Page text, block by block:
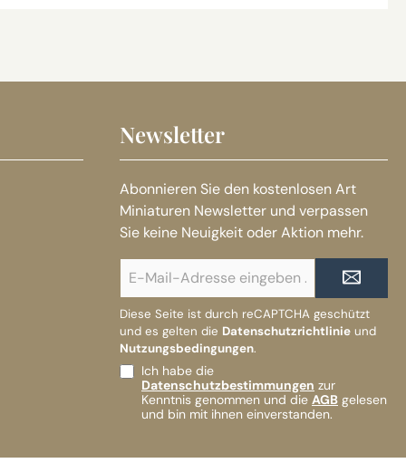
Newsletter
Abonnieren Sie den kostenlosen Art
Miniaturen Newsletter und verpassen
Sie keine Neuigkeit oder Aktion mehr.
Mail-
Adresse*
Diese Seite ist durch reCAPTCHA geschützt
und es gelten die Datenschutzrichtlinie und
Nutzungsbedingungen.
Ich habe die
Datenschutzbestimmungen zur
Kenntnis genommen und die AGB gelesen
und bin mit ihnen einverstanden.